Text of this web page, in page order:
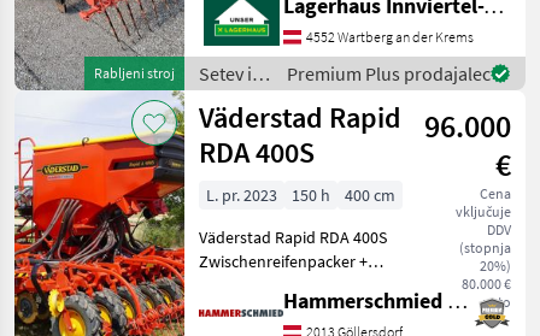
Rabljeni stroj
dodatno česalo, vklop
voznih stez, vlečni lemež,
črtalo, : konvencionalno S
4552 Wartberg an der Krems
Setev in
nega /
Reform
Premium Plus prodajalec
Väderstad Rapid
RDA 400S
96.000
€
Cena
vključuje
DDV
(stopnja
20%)
80.000 €
neto
L. pr. 2023 150 h
400 cm
Väderstad Rapid RDA 400S
Zwischenreifenpacker +
System Disc IDC-
Hammerschmied GmbH
2013 Göllersdorf